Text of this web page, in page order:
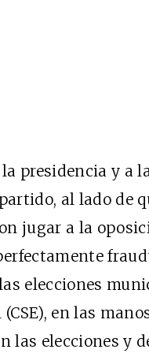
presidencia y a
al lado de
jugar a la
elecciones
en las
las elecciones y